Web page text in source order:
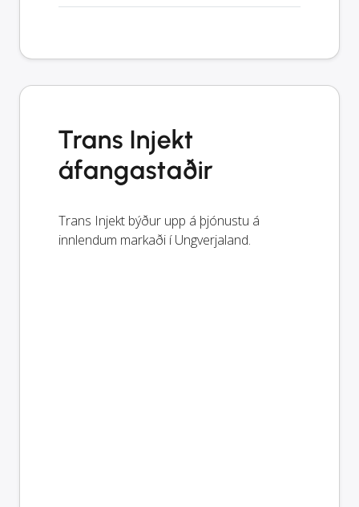
Trans Injekt
áfangastaðir
Trans Injekt býður upp á þjónustu á
innlendum markaði í Ungverjaland.